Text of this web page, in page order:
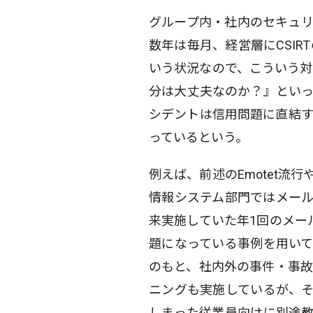
グループ内・社内のセキュ
数年は毎月、経営層に
いう状況なので、こういう
分は大丈夫なのか？』とい
シデントは信用問題に直結
っているという。
例えば、前述のEmotet流行
情報システム部門ではメー
来実施していた年1回のメ
題になっている事例を用い
のもと、社内外の事件・事
ニングも実施しているが、